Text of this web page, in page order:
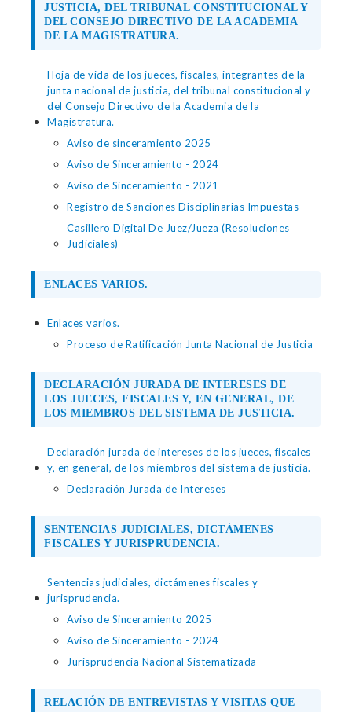
JUSTICIA, DEL TRIBUNAL CONSTITUCIONAL Y
DEL CONSEJO DIRECTIVO DE LA ACADEMIA
DE LA MAGISTRATURA.
Hoja de vida de los jueces, fiscales, integrantes de la
junta nacional de justicia, del tribunal constitucional y
del Consejo Directivo de la Academia de la
Magistratura.
Aviso de sinceramiento 2025
Aviso de Sinceramiento - 2024
Aviso de Sinceramiento - 2021
Registro de Sanciones Disciplinarias Impuestas
Casillero Digital De Juez/Jueza (Resoluciones
Judiciales)
ENLACES VARIOS.
Enlaces varios.
Proceso de Ratificación Junta Nacional de Justicia
DECLARACIÓN JURADA DE INTERESES DE
LOS JUECES, FISCALES Y, EN GENERAL, DE
LOS MIEMBROS DEL SISTEMA DE JUSTICIA.
Declaración jurada de intereses de los jueces, fiscales
y, en general, de los miembros del sistema de justicia.
Declaración Jurada de Intereses
SENTENCIAS JUDICIALES, DICTÁMENES
FISCALES Y JURISPRUDENCIA.
Sentencias judiciales, dictámenes fiscales y
jurisprudencia.
Aviso de Sinceramiento 2025
Aviso de Sinceramiento - 2024
Jurisprudencia Nacional Sistematizada
RELACIÓN DE ENTREVISTAS Y VISITAS QUE